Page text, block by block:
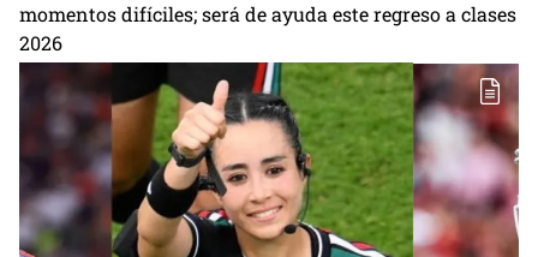
momentos difíciles; será de ayuda este regreso a clases
2026